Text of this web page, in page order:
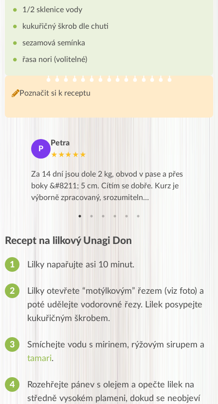
1/2 sklenice vody
kukuřičný škrob dle chuti
sezamová semínka
řasa nori (volitelné)
Poznačit si k receptu
P
Petra
★★★★★
Za 14 dní jsou dole 2 kg, obvod v pase a přes
boky &#8211; 5 cm. Cítím se dobře. Kurz je
výborně zpracovaný, srozumiteln…
Recept na lilkový Unagi Don
Lilky napařujte asi 10 minut.
Lilky otevřete “motýlkovým” řezem (viz foto) a
poté udělejte vodorovné řezy. Lilek posypejte
kukuřičným škrobem.
Smíchejte vodu s mirinem, rýžovým sirupem a
tamari.
Rozehřejte pánev s olejem a opečte lilek na
středně vysokém plameni, dokud se neobjeví